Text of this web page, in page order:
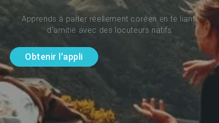
Apprends à parler réellement coréen en te liant
d'amitié avec des locuteurs natifs
Obtenir l'appli